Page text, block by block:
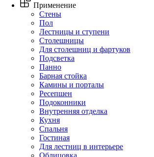
Применение
Стены
Пол
Лестницы и ступени
Столешницы
Для столешниц и фартуков
Подсветка
Панно
Барная стойка
Камины и порталы
Ресепшен
Подоконники
Внутренняя отделка
Кухня
Спальня
Гостиная
Для лестниц в интерьере
Облицовка